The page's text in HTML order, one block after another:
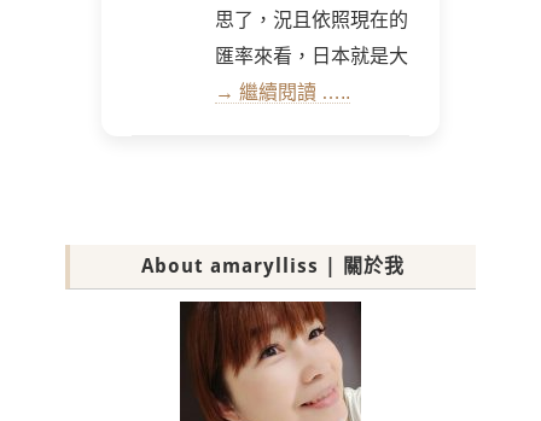
思了，況且依照現在的
匯率來看，日本就是大
→ 繼續閱讀 …..
About amarylliss | 關於我